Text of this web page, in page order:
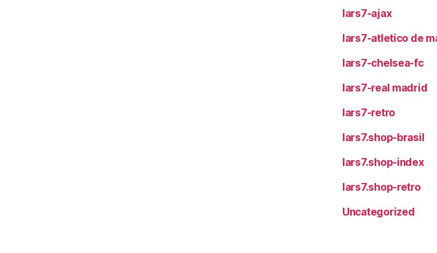
lars7-ajax
lars7-atletico de
lars7-chelsea-fc
lars7-real madrid
lars7-retro
lars7.shop-brasil
lars7.shop-index
lars7.shop-retro
Uncategorized